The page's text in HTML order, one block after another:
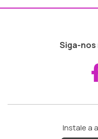
Siga-nos
Instale a